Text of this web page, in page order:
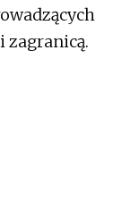
zagranicą.